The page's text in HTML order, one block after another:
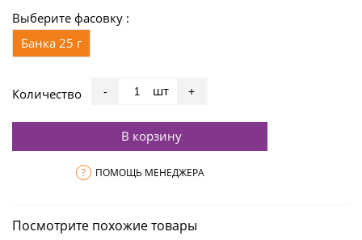
Выберите фасовку :
Банка 25 г
Количество - шт +
В корзину
? ПОМОЩЬ МЕНЕДЖЕРА
Посмотрите похожие товары